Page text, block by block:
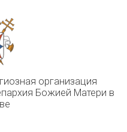
организация
Божией Матери в